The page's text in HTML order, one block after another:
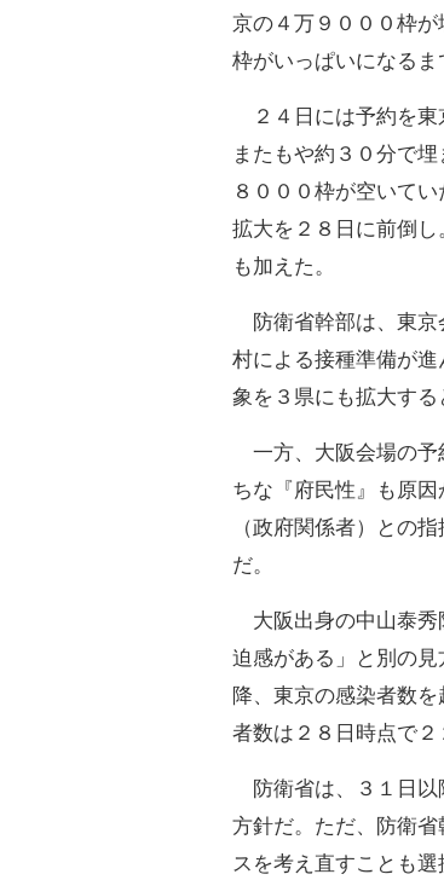
京の４万９０００枠
枠がいっぱいになるま
２４日には予約を東
またもや約３０分で
８０００枠が空いて
拡大を２８日に前倒
も加えた。
防衛省幹部は、東京
村による接種準備が
象を３県にも拡大する
一方、大阪会場の予
ちな『府民性』も原
（政府関係者）との
だ。
大阪出身の中山泰秀
迫感がある」と別の
降、東京の感染者数
者数は２８日時点で２
防衛省は、３１日以
方針だ。ただ、防衛
スを考え直すことも選